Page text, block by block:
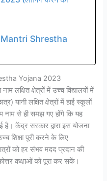
Shrestha
Yojana 2023
नाम लक्षित क्षेत्रों में उच्च विद्यालयों में
यानी लक्षित क्षेत्रों में हाई स्कूलों
नाम से ही समझ गए होंगे कि यह
है। केंद्र सरकार द्वारा इस योजना
शिक्षा पूरी करने के लिए
को हर संभव मदद प्रदान की
कक्षाओं को पूरा कर सकें।